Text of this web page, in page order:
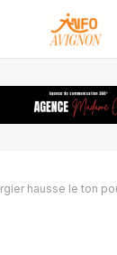
hausse le ton